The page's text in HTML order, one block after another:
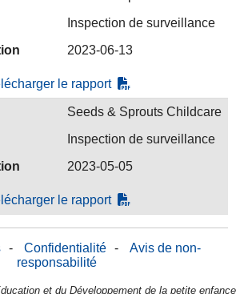
Inspection de surveillance
2023-06-13
le rapport
Seeds & Sprouts Childcare
Inspection de surveillance
2023-05-05
le rapport
- Confidentialité -
Avis de non-
responsabilité
et du Développement de la petite enfance